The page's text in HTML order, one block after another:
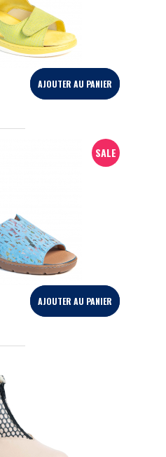
AJOUTER AU PANIER
SALE
AJOUTER AU PANIER